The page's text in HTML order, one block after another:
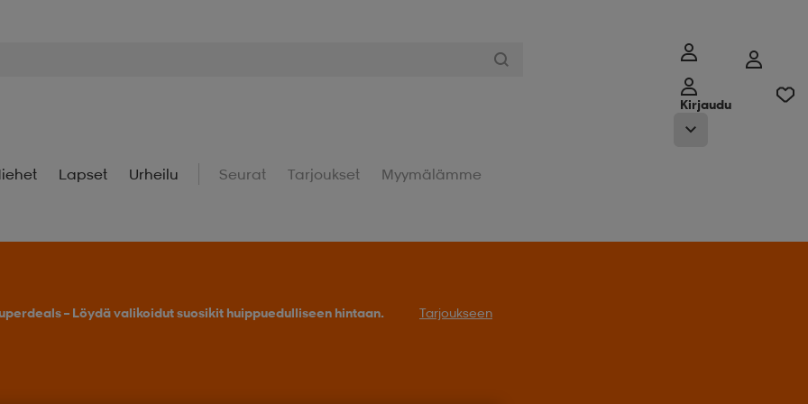
Kirjaudu
Lapset Urheilu Seurat Tarjoukset Myymälämme
– Löydä valikoidut suosikit huippuedulliseen hintaan. Tarjoukseen